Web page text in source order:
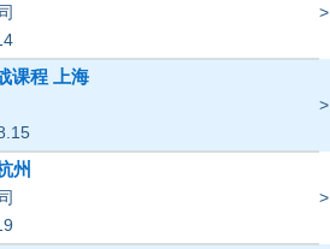
>
课程 上海
>
州
>